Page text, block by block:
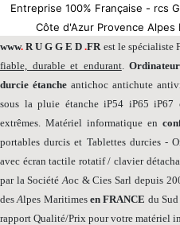
Entreprise 100% Française - rcs
Côte d'Azur Provence
www. R U G G E D.FR est le spécialiste
fiable, durable et endurant.
durcie étanche antichoc antichute
sous la pluie étanche iP54 iP65 iP67
extrêmes. Matériel informatique en
portables durcis et Tablettes durcies -
avec écran tactile rotatif / clavier
par la SociétéAoc & Cies Sarl depuis
desAlpes Maritimes en FRANCE du
rapport Qualité/Prix pour votre matériel